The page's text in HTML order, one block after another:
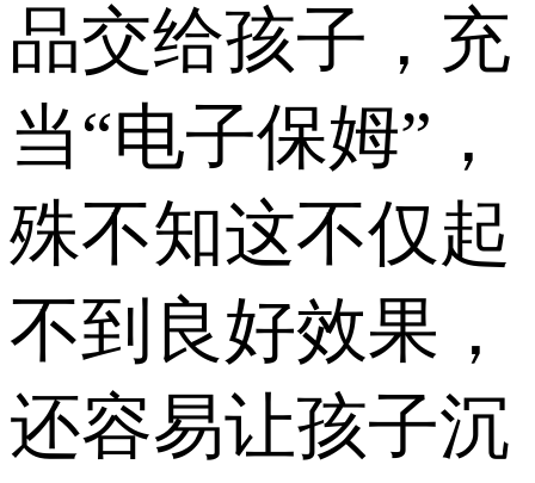
品交给孩子，充
当“电子保姆”，
殊不知这不仅起
不到良好效果，
还容易让孩子沉